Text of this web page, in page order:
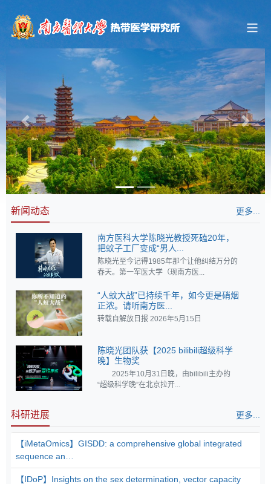
Previous Next
新闻动态 更多...
南方医科大学陈晓光教授死磕20年，
把蚊子工厂变成“男人...
陈晓光至今记得1985年那个让他纠结万分的
春天。第一军医大学（现南方医...
“人蚊大战”已持续千年，如今更是硝烟
正浓。请听南方医...
转载自解放日报 2026年5月15日
陈晓光团队获【2025 bilibili超级科学
晚】生物奖
2025年10月31日晚，由bilibili主办的
“超级科学晚”在北京拉开...
科研进展 更多...
【iMetaOmics】GISDD: a comprehensive global integrated
sequence an…
【IDoP】Insights on the sex determination, vector capacity